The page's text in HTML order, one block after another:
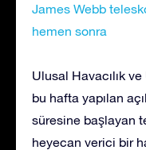
James Webb
hemen sonra
Ulusal Havacılık
bu hafta yapılan
süresine başlayan
heyecan verici bir